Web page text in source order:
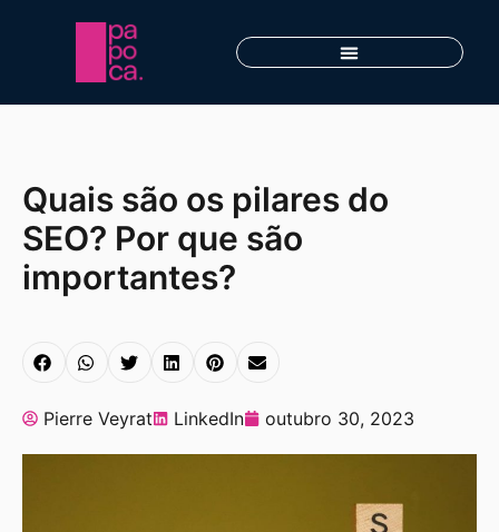
Quais são os pilares do
SEO? Por que são
importantes?
Pierre Veyrat LinkedIn outubro 30, 2023